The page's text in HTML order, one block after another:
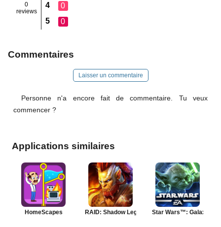
0
reviews
4
0
5
0
Commentaires
Laisser un commentaire
Personne n'a encore fait de commentaire. Tu veux
commencer ?
Applications similaires
HomeScapes RAID: Shadow Legends Star Wars™: Galaxy of